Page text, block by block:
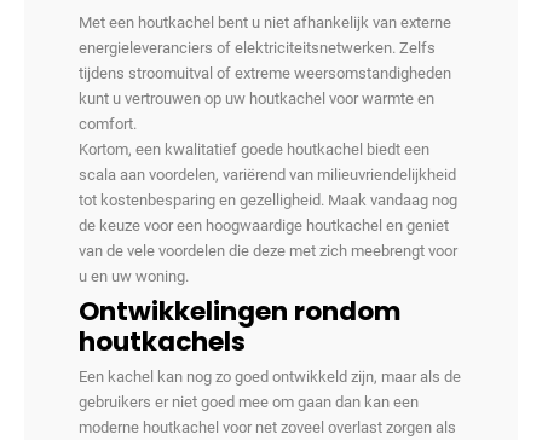
Met een houtkachel bent u niet afhankelijk van externe
energieleveranciers of elektriciteitsnetwerken. Zelfs
tijdens stroomuitval of extreme weersomstandigheden
kunt u vertrouwen op uw houtkachel voor warmte en
comfort.
Kortom, een kwalitatief goede houtkachel biedt een
scala aan voordelen, variërend van milieuvriendelijkheid
tot kostenbesparing en gezelligheid. Maak vandaag nog
de keuze voor een hoogwaardige houtkachel en geniet
van de vele voordelen die deze met zich meebrengt voor
u en uw woning.
Ontwikkelingen rondom
houtkachels
Een kachel kan nog zo goed ontwikkeld zijn, maar als de
gebruikers er niet goed mee om gaan dan kan een
moderne houtkachel voor net zoveel overlast zorgen als